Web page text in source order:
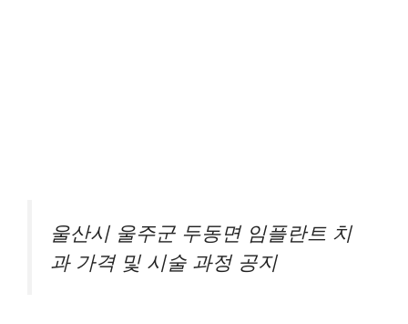
울산시 울주군 두동면 임플란트 치
과 가격 및 시술 과정 공지